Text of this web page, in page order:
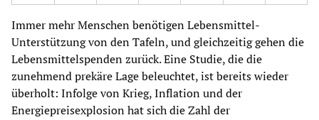
Immer mehr Menschen benötigen Lebensmittel-
Unterstützung von den Tafeln, und gleichzeitig gehen die
Lebensmittelspenden zurück. Eine Studie, die die
zunehmend prekäre Lage beleuchtet, ist bereits wieder
überholt: Infolge von Krieg, Inflation und der
Energiepreisexplosion hat sich die Zahl der